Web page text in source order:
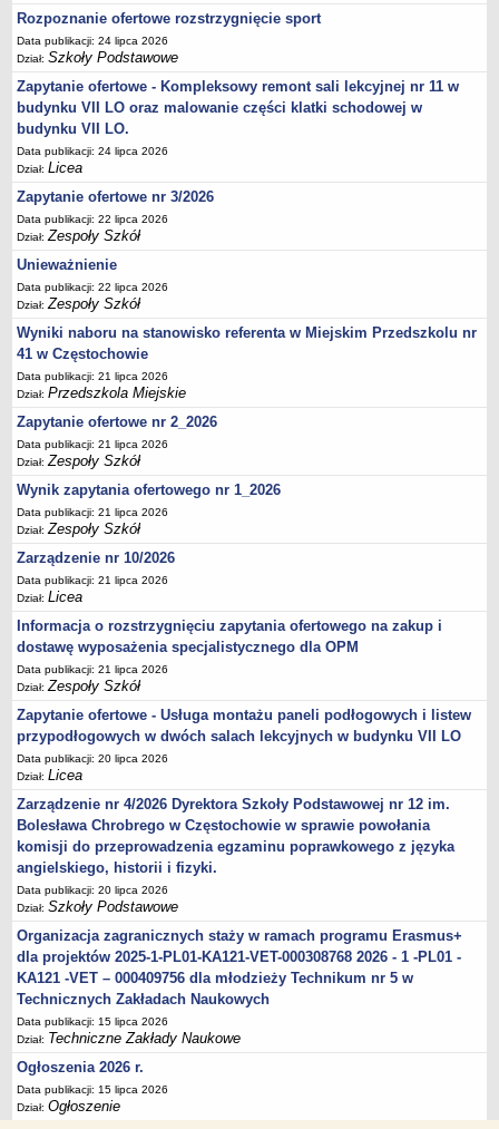
Sprawozdania
Deklaracja dostępności
DEKLARACJA DOSTĘPNOŚCI
OŚWIADCZENIA MAJĄTKOWE
PONOWNE WYKORZYSTYWANIE
UDOSTĘPNIANIE INFORMACJI PUBLICZNEJ
OCHRONA DANYCH OSOBOWYCH
Rozpoznanie ofertowe rozstrzygnięcie sport
Data publikacji: 24 lipca 2026
Dział:Szkoły Podstawowe
Zapytanie ofertowe - Kompleksowy remont sali lekcyjnej nr 11 w
budynku VII LO oraz malowanie części klatki schodowej w
budynku VII LO.
Data publikacji: 24 lipca 2026
Dział:Licea
Zapytanie ofertowe nr 3/2026
Data publikacji: 22 lipca 2026
Dział:Zespoły Szkół
Unieważnienie
Data publikacji: 22 lipca 2026
Dział:Zespoły Szkół
Wyniki naboru na stanowisko referenta w Miejskim Przedszkolu nr
41 w Częstochowie
Data publikacji: 21 lipca 2026
Dział:Przedszkola Miejskie
Zapytanie ofertowe nr 2_2026
Data publikacji: 21 lipca 2026
Dział:Zespoły Szkół
Wynik zapytania ofertowego nr 1_2026
Data publikacji: 21 lipca 2026
Dział:Zespoły Szkół
Zarządzenie nr 10/2026
Data publikacji: 21 lipca 2026
Dział:Licea
Informacja o rozstrzygnięciu zapytania ofertowego na zakup i
dostawę wyposażenia specjalistycznego dla OPM
Data publikacji: 21 lipca 2026
Dział:Zespoły Szkół
Zapytanie ofertowe - Usługa montażu paneli podłogowych i listew
przypodłogowych w dwóch salach lekcyjnych w budynku VII LO
Data publikacji: 20 lipca 2026
Dział:Licea
Zarządzenie nr 4/2026 Dyrektora Szkoły Podstawowej nr 12 im.
Bolesława Chrobrego w Częstochowie w sprawie powołania
komisji do przeprowadzenia egzaminu poprawkowego z języka
angielskiego, historii i fizyki.
Data publikacji: 20 lipca 2026
Dział:Szkoły Podstawowe
Organizacja zagranicznych staży w ramach programu Erasmus+
dla projektów 2025-1-PL01-KA121-VET-000308768 2026 - 1 -PL01 -
KA121 -VET – 000409756 dla młodzieży Technikum nr 5 w
Technicznych Zakładach Naukowych
Data publikacji: 15 lipca 2026
Dział: Techniczne Zakłady Naukowe
Ogłoszenia 2026 r.
Data publikacji: 15 lipca 2026
Dział:Ogłoszenie